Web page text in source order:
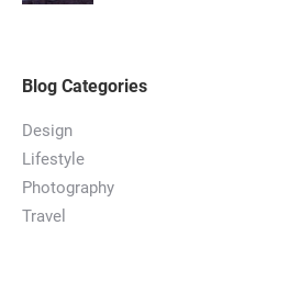
Blog Categories
Design
Lifestyle
Photography
Travel